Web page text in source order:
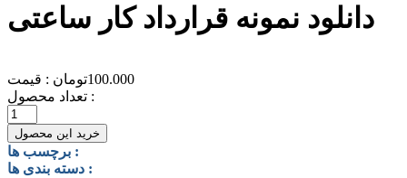
دانلود نمونه قرارداد کار ساعتی
قیمت : 100.000تومان
تعداد محصول :
دانلود
نمونه
قرارداد
کار
خرید این محصول
برچسب ها :
دسته بندی ها :